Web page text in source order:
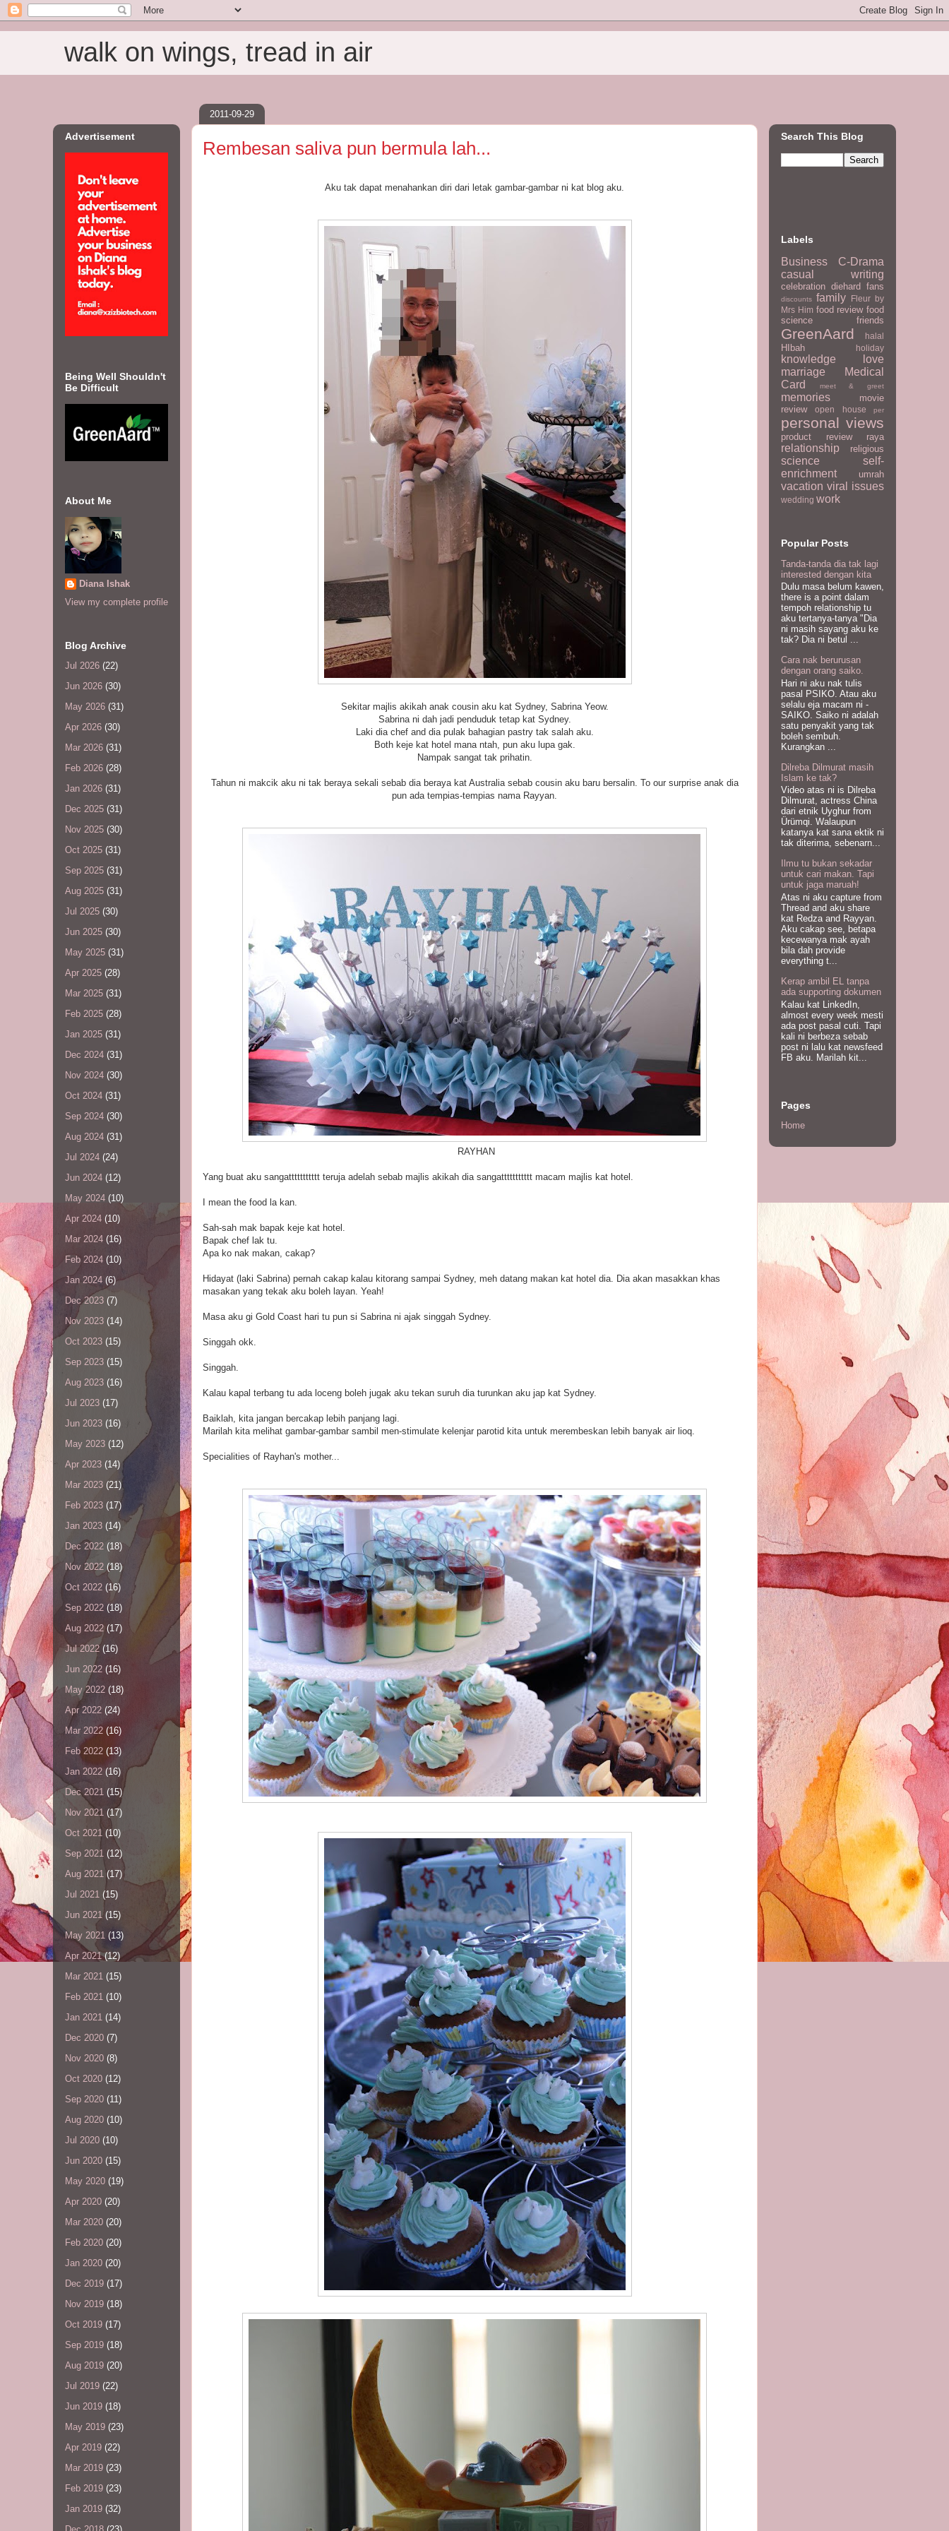
walk on wings, tread in air
2011-09-29
Rembesan saliva pun bermula lah...
Aku tak dapat menahankan diri dari letak gambar-gambar ni kat blog aku.
Sekitar majlis akikah anak cousin aku kat Sydney, Sabrina Yeow.
Sabrina ni dah jadi penduduk tetap kat Sydney.
Laki dia chef and dia pulak bahagian pastry tak salah aku.
Both keje kat hotel mana ntah, pun aku lupa gak.
Nampak sangat tak prihatin.
Tahun ni makcik aku ni tak beraya sekali sebab dia beraya kat Australia sebab cousin aku baru bersalin. To our surprise anak dia
pun ada tempias-tempias nama Rayyan.
RAYHAN
Yang buat aku sangattttttttttt teruja adelah sebab majlis akikah dia sangattttttttttt macam majlis kat hotel.
I mean the food la kan.
Sah-sah mak bapak keje kat hotel.
Bapak chef lak tu.
Apa ko nak makan, cakap?
Hidayat (laki Sabrina) pernah cakap kalau kitorang sampai Sydney, meh datang makan kat hotel dia. Dia akan masakkan khas
masakan yang tekak aku boleh layan. Yeah!
Masa aku gi Gold Coast hari tu pun si Sabrina ni ajak singgah Sydney.
Singgah okk.
Singgah.
Kalau kapal terbang tu ada loceng boleh jugak aku tekan suruh dia turunkan aku jap kat Sydney.
Baiklah, kita jangan bercakap lebih panjang lagi.
Marilah kita melihat gambar-gambar sambil men-stimulate kelenjar parotid kita untuk merembeskan lebih banyak air lioq.
Specialities of Rayhan's mother...
Advertisement
Being Well Shouldn't
Be Difficult
About Me
Diana Ishak
View my complete profile
Blog Archive
Jul 2026 (22)
Jun 2026 (30)
May 2026 (31)
Apr 2026 (30)
Mar 2026 (31)
Feb 2026 (28)
Jan 2026 (31)
Dec 2025 (31)
Nov 2025 (30)
Oct 2025 (31)
Sep 2025 (31)
Aug 2025 (31)
Jul 2025 (30)
Jun 2025 (30)
May 2025 (31)
Apr 2025 (28)
Mar 2025 (31)
Feb 2025 (28)
Jan 2025 (31)
Dec 2024 (31)
Nov 2024 (30)
Oct 2024 (31)
Sep 2024 (30)
Aug 2024 (31)
Jul 2024 (24)
Jun 2024 (12)
May 2024 (10)
Apr 2024 (10)
Mar 2024 (16)
Feb 2024 (10)
Jan 2024 (6)
Dec 2023 (7)
Nov 2023 (14)
Oct 2023 (15)
Sep 2023 (15)
Aug 2023 (16)
Jul 2023 (17)
Jun 2023 (16)
May 2023 (12)
Apr 2023 (14)
Mar 2023 (21)
Feb 2023 (17)
Jan 2023 (14)
Dec 2022 (18)
Nov 2022 (18)
Oct 2022 (16)
Sep 2022 (18)
Aug 2022 (17)
Jul 2022 (16)
Jun 2022 (16)
May 2022 (18)
Apr 2022 (24)
Mar 2022 (16)
Feb 2022 (13)
Jan 2022 (16)
Dec 2021 (15)
Nov 2021 (17)
Oct 2021 (10)
Sep 2021 (12)
Aug 2021 (17)
Jul 2021 (15)
Jun 2021(15)
May 2021 (13)
Apr 2021(12)
Mar 2021 (15)
Feb 2021 (10)
Jan 2021 (14)
Dec 2020 (7)
Nov 2020 (8)
Oct 2020 (12)
Sep 2020 (11)
Aug 2020 (10)
Jul 2020 (10)
Jun 2020 (15)
May 2020 (19)
Apr 2020 (20)
Mar 2020 (20)
Feb 2020 (20)
Jan 2020 (20)
Dec 2019 (17)
Nov 2019 (18)
Oct 2019 (17)
Sep 2019 (18)
Aug 2019 (20)
Jul 2019 (22)
Jun 2019 (18)
May 2019 (23)
Apr 2019 (22)
Mar 2019 (23)
Feb 2019 (23)
Jan 2019 (32)
Search This Blog
Labels
Business
C-Drama
casual writing
celebration diehard fans
discounts family
Fleur by
Mrs Him food review food
science
friends
GreenAard halal
HIbah holiday
knowledge
love
marriage
Medical
Card
meet & greet
memories
movie
review
open house per
personal views
product review raya
relationship religious
science
self-
enrichment
umrah
vacation viral issues
wedding work
Popular Posts
Tanda-tanda dia tak lagi
interested dengan kita
Dulu masa belum kawen,
there is a point dalam
tempoh relationship tu
aku tertanya-tanya "Dia
ni masih sayang aku ke
tak? Dia ni betul ...
Cara nak berurusan
dengan orang saiko.
Hari ni aku nak tulis
pasal PSIKO. Atau aku
selalu eja macam ni -
SAIKO. Saiko ni adalah
satu penyakit yang tak
boleh sembuh.
Kurangkan ...
Dilreba Dilmurat masih
Islam ke tak?
Video atas ni is Dilreba
Dilmurat, actress China
dari etnik Uyghur from
Ürümqi. Walaupun
katanya kat sana ektik ni
tak diterima, sebenarn...
Ilmu tu bukan sekadar
untuk cari makan. Tapi
untuk jaga maruah!
Atas ni aku capture from
Thread and aku share
kat Redza and Rayyan.
Aku cakap see, betapa
kecewanya mak ayah
bila dah provide
everything t...
Kerap ambil EL tanpa
ada supporting dokumen
Kalau kat LinkedIn,
almost every week mesti
ada post pasal cuti. Tapi
kali ni berbeza sebab
post ni lalu kat newsfeed
FB aku. Marilah kit...
Pages
Home